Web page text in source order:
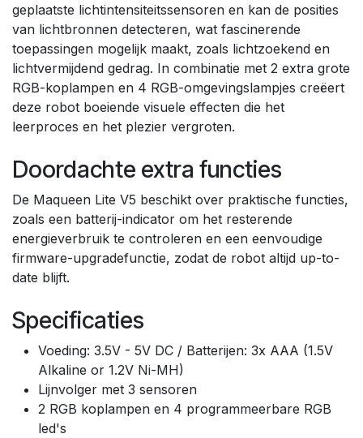
geplaatste lichtintensiteitssensoren en kan de posities
van lichtbronnen detecteren, wat fascinerende
toepassingen mogelijk maakt, zoals lichtzoekend en
lichtvermijdend gedrag. In combinatie met 2 extra grote
RGB-koplampen en 4 RGB-omgevingslampjes creëert
deze robot boeiende visuele effecten die het
leerproces en het plezier vergroten.
Doordachte extra functies
De Maqueen Lite V5 beschikt over praktische functies,
zoals een batterij-indicator om het resterende
energieverbruik te controleren en een eenvoudige
firmware-upgradefunctie, zodat de robot altijd up-to-
date blijft.
Specificaties
Voeding: 3.5V - 5V DC / Batterijen: 3x AAA (1.5V
Alkaline or 1.2V Ni-MH)
Lijnvolger met 3 sensoren
2 RGB koplampen en 4 programmeerbare RGB
led's